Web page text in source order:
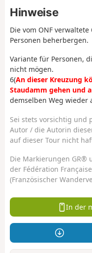
Hinweise
Die vom ONF
Personen beherbergen.
Variante für Personen,
nicht mögen.
6(An dieser Kreuzung
Staudamm gehen und
demselben Weg wieder
Sei stets vorsichtig und
Autor / die Autorin
auf dieser Tour nicht
Die Markierungen GR®
der Fédération
(Französischer
In der